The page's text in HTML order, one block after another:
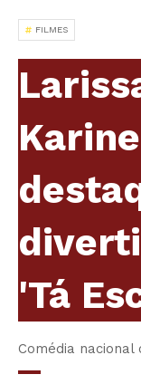
FILMES
'Tá
Comédia